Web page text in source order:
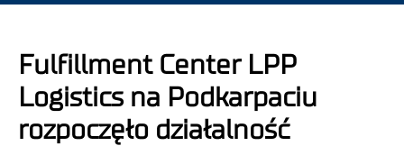
Fulfillment Center LPP
Logistics na Podkarpaciu
rozpoczęło działalność